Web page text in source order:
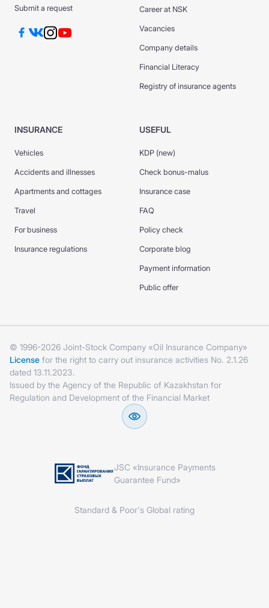
Submit a request Career at NSK
Vacancies
Company details
Financial Literacy
Registry of insurance agents
INSURANCE
Vehicles
Accidents and illnesses
Apartments and cottages
Travel
For business
Insurance regulations
USEFUL
KDP (new)
Check bonus-malus
Insurance case
FAQ
Policy check
Corporate blog
Payment information
Public offer
© 1996-2026 Joint-Stock Company «Oil Insurance Company»
License for the right to carry out insurance activities No. 2.1.26
dated 13.11.2023.
Issued by the Agency of the Republic of Kazakhstan for
Regulation and Development of the Financial Market
JSC «Insurance Payments
Guarantee Fund»
Standard & Poor's Global rating